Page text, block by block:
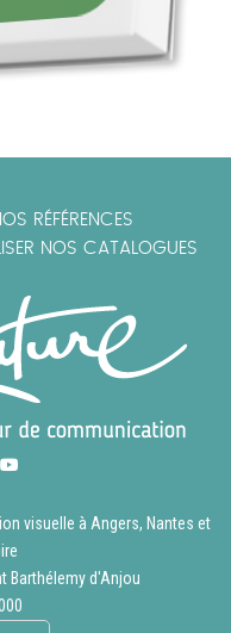
RÉFÉRENCES
NOS CATALOGUES
visuelle à Angers, Nantes et
Barthélemy d'Anjou